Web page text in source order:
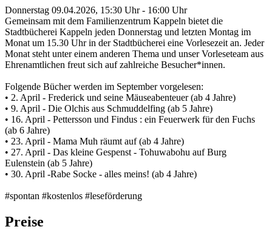
Donnerstag 09.04.2026, 15:30 Uhr - 16:00 Uhr
Gemeinsam mit dem Familienzentrum Kappeln bietet die
Stadtbücherei Kappeln jeden Donnerstag und letzten Montag im
Monat um 15.30 Uhr in der Stadtbücherei eine Vorlesezeit an. Jeder
Monat steht unter einem anderen Thema und unser Vorleseteam aus
Ehrenamtlichen freut sich auf zahlreiche Besucher*innen.
Folgende Bücher werden im September vorgelesen:
• 2. April - Frederick und seine Mäuseabenteuer (ab 4 Jahre)
• 9. April - Die Olchis aus Schmuddelfing (ab 5 Jahre)
• 16. April - Pettersson und Findus : ein Feuerwerk für den Fuchs
(ab 6 Jahre)
• 23. April - Mama Muh räumt auf (ab 4 Jahre)
• 27. April - Das kleine Gespenst - Tohuwabohu auf Burg
Eulenstein (ab 5 Jahre)
• 30. April -Rabe Socke - alles meins! (ab 4 Jahre)
#spontan #kostenlos #leseförderung
Preise